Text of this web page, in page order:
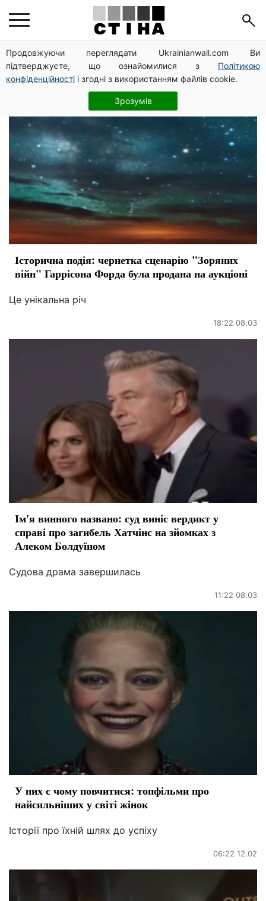
Продовжуючи переглядати Ukrainianwall.com Ви
підтверджуєте, що ознайомилися з Політикою
конфіденційності і згодні з використанням файлів cookie.
Зрозумів
кино
Історична подія: чернетка сценарію "Зоряних
війн" Гаррісона Форда була продана на аукціоні
Це унікальна річ
18:22 08.03
Ім'я винного названо: суд виніс вердикт у
справі про загибель Хатчінс на зйомках з
Алеком Болдуїном
Судова драма завершилась
11:22 08.03
У них є чому повчитися: топфільми про
найсильніших у світі жінок
Історії про їхній шлях до успіху
06:22 12.02